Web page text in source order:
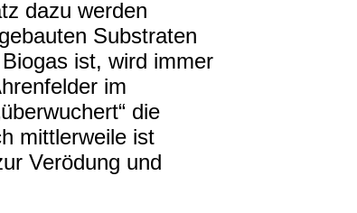
dazu werden
Substraten
ist, wird immer
im
die
mittlerweile ist
Verödung und